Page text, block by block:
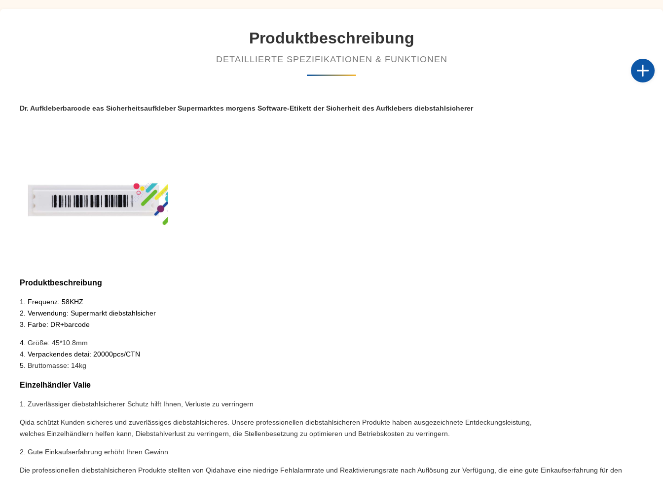
Produktbeschreibung
DETAILLIERTE SPEZIFIKATIONEN & FUNKTIONEN
Dr. Aufkleberbarcode eas Sicherheitsaufkleber Supermarktes morgens Software-Etikett der Sicherheit des Aufklebers diebstahlsicherer
Produktbeschreibung
1. Frequenz: 58KHZ
2. Verwendung: Supermarkt diebstahlsicher
3. Farbe: DR+barcode
4. Größe: 45*10.8mm
4. Verpackendes detai: 20000pcs/CTN
5. Bruttomasse: 14kg
Einzelhändler Valie
1. Zuverlässiger diebstahlsicherer Schutz hilft Ihnen, Verluste zu verringern
Qida schützt Kunden sicheres und zuverlässiges diebstahlsicheres. Unsere professionellen diebstahlsicheren Produkte haben ausgezeichnete Entdeckungsleistung,
welches Einzelhändlern helfen kann, Diebstahlverlust zu verringern, die Stellenbesetzung zu optimieren und Betriebskosten zu verringern.
2. Gute Einkaufserfahrung erhöht Ihren Gewinn
Die professionellen diebstahlsicheren Produkte stellten von Qidahave eine niedrige Fehlalarmrate und Reaktivierungsrate nach Auflösung zur Verfügung, die eine gute Einkaufserfahrung für den